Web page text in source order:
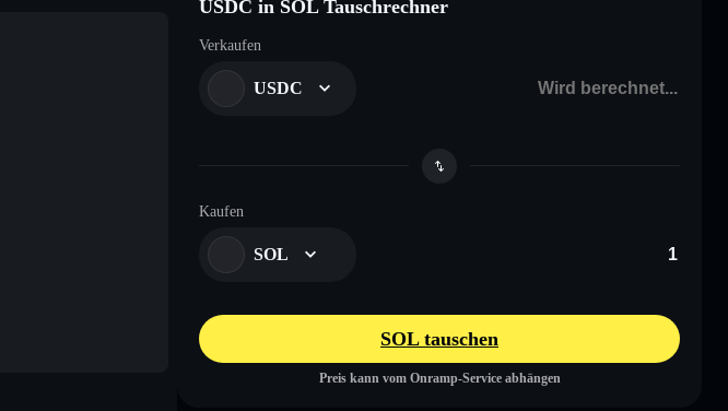
USDC in SOL Tauschrechner
Verkaufen
USDC
Kaufen
SOL
SOL tauschen
Preis kann vom Onramp-Service abhängen